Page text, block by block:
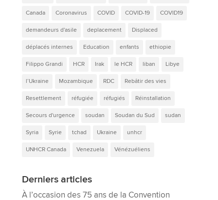
Canada Coronavirus COVID COVID-19 COVID19
demandeurs d'asile deplacement Displaced
déplacés internes Education enfants ethiopie
Filippo Grandi HCR Irak le HCR liban Libye
l’Ukraine Mozambique RDC Rebâtir des vies
Resettlement réfugiée réfugiés Réinstallation
Secours d'urgence soudan Soudan du Sud sudan
Syria Syrie tchad Ukraine unhcr
UNHCR Canada Venezuela Vénézuéliens
Derniers articles
À l’occasion des 75 ans de la Convention